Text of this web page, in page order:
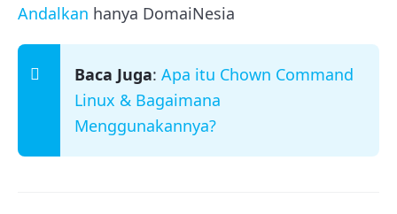
Andalkan hanya DomaiNesia
Baca Juga: Apa itu Chown Command
Linux & Bagaimana
Menggunakannya?